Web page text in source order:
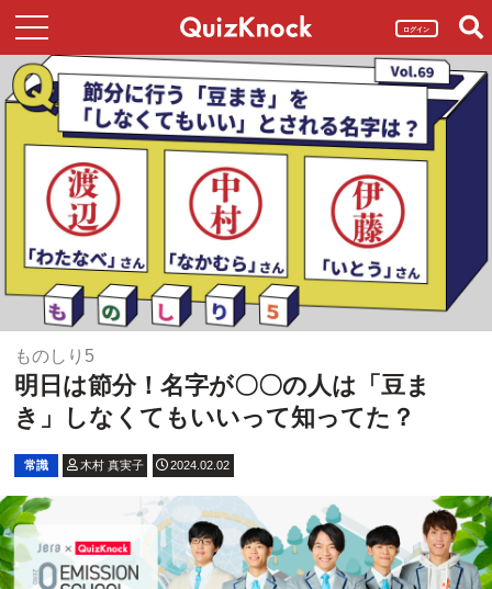
ログイン
ものしり5
明日は節分！名字が〇〇の人は「豆ま
き」しなくてもいいって知ってた？
常識 木村 真実子 2024.02.02